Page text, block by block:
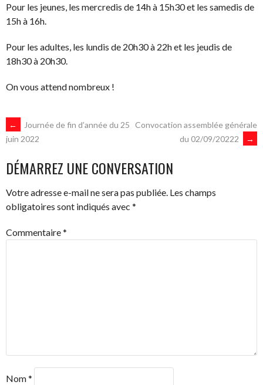
Pour les jeunes, les mercredis de 14h à 15h30 et les samedis de
15h à 16h.
Pour les adultes, les lundis de 20h30 à 22h et les jeudis de
18h30 à 20h30.
On vous attend nombreux !
NAVIGATION
DES
ARTICLES
←
Journée de fin d’année du 25
juin 2022
Convocation assemblée générale
du 02/09/20222
→
DÉMARREZ UNE CONVERSATION
Votre adresse e-mail ne sera pas publiée. Les champs
obligatoires sont indiqués avec *
Commentaire*
Nom*